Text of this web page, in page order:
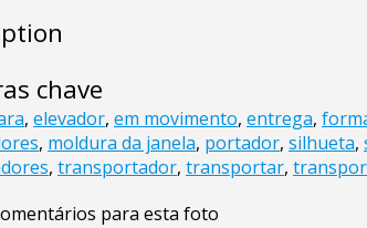
chave
, elevador, em movimento, entrega,
, moldura da janela, portador, silhueta,
, transportador, transportar,
para esta foto